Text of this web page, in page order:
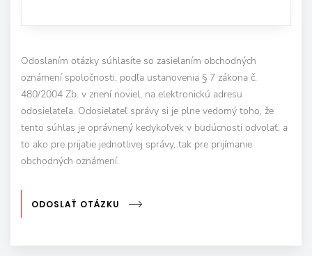
Odoslaním otázky súhlasíte so zasielaním obchodných
oznámení spoločnosti, podľa ustanovenia § 7 zákona č.
480/2004 Zb. v znení noviel, na elektronickú adresu
odosielateľa. Odosielateľ správy si je plne vedomý toho, že
tento súhlas je oprávnený kedykoľvek v budúcnosti odvolať, a
to ako pre prijatie jednotlivej správy, tak pre prijímanie
obchodných oznámení.
ODOSLAŤ OTÁZKU